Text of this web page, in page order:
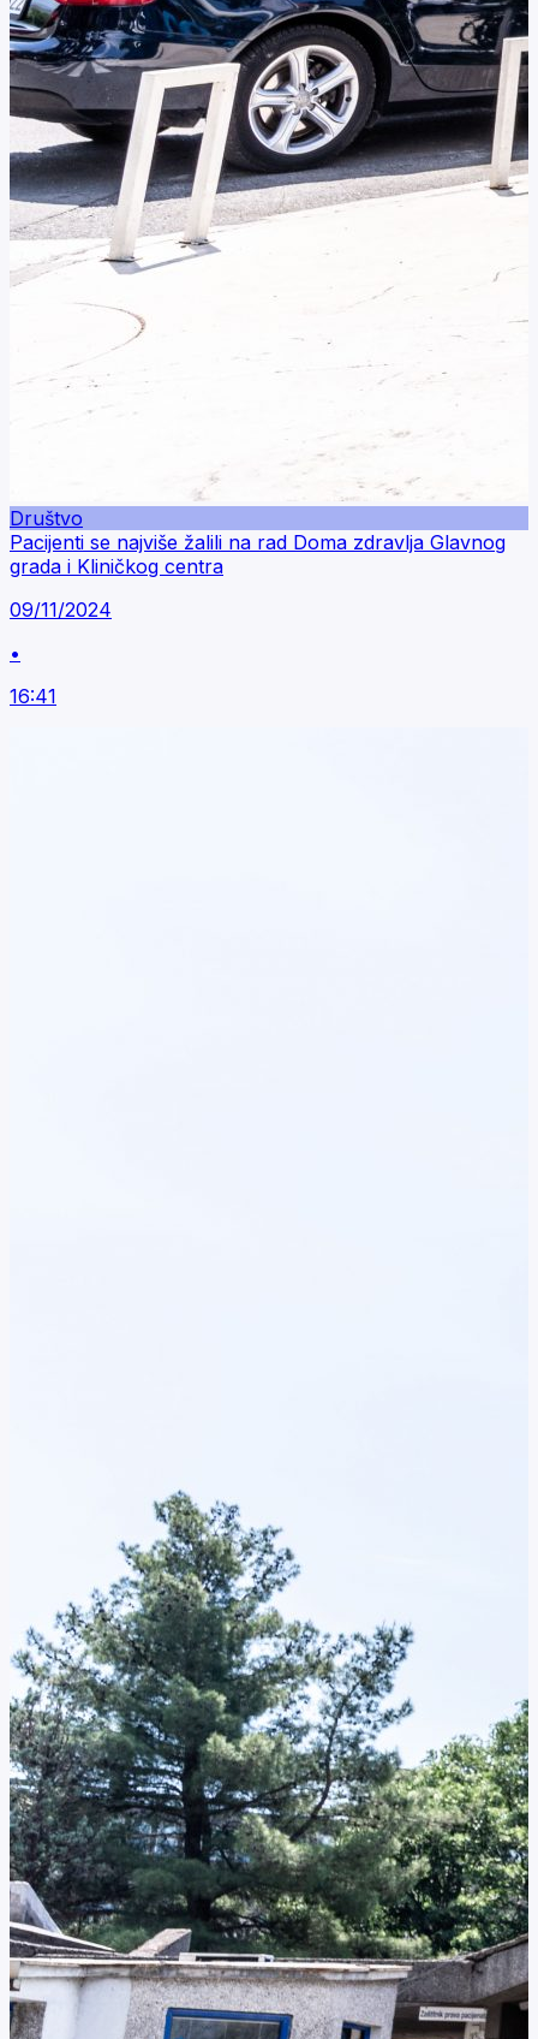
Društvo
Pacijenti se najviše žalili na rad Doma zdravlja Glavnog
grada i Kliničkog centra
09/11/2024
•
16:41